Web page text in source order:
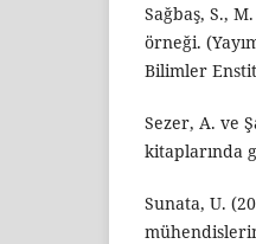
Sağbaş, S.,
örneği.
Bilimler
Sezer, A. ve
kitaplarında
Sunata, U.